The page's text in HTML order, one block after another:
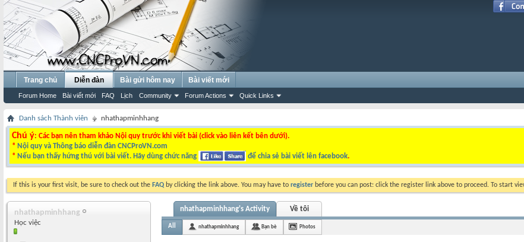
Trang chủ Diễn đàn
Forum Home Bài viết mới FAQ Lịch Community Forum Actions Quick Links
Bài gửi hôm nay Bài viết mới
Danh sách Thành viên nhathapminhhang
Chú ý: Các bạn nên tham khảo Nội quy trước khi viết bài (click vào liên kết bên dưới).
* Nội quy và Thông báo diễn đàn CNCProVN.com
* Nếu bạn thấy hứng thú với bài viết. Hãy dùng chức năng để chia sẻ bài viết lên facebook.
If this is your first visit, be sure to check out the FAQ by clicking the link above. You may have to register before you can post: click the register link above to proceed. To start
nhathapminhhang
Học việc
nhathapminhhang's Activity Về tôi
All nhathapminhhang Bạn bè Photos